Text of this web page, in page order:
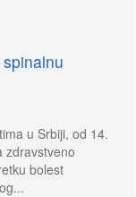
u Srbiji, od 14.
zdravstveno
bolest